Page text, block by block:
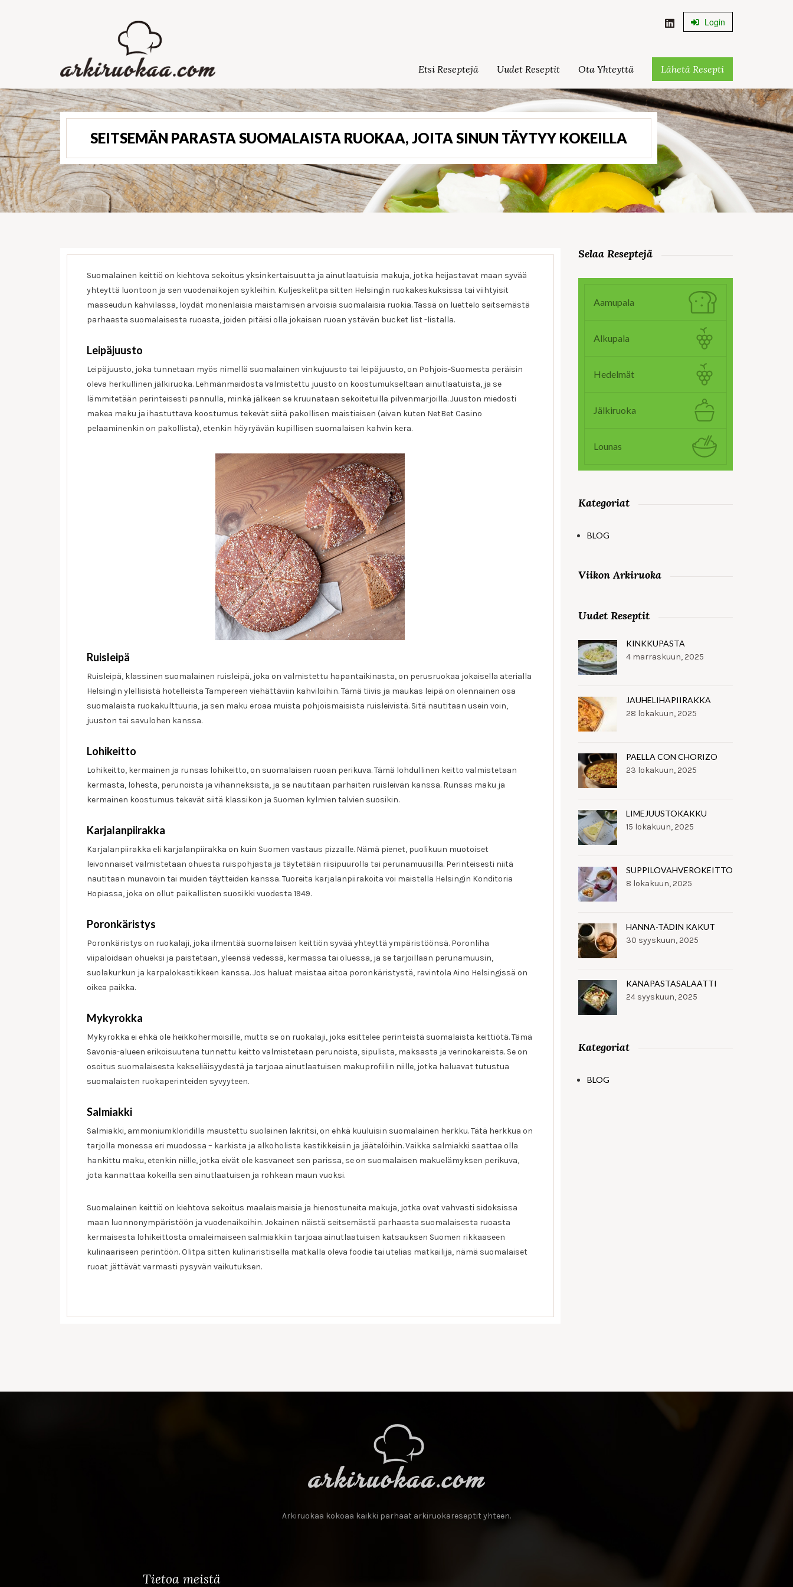
Login
Etsi Reseptejä Uudet Reseptit Ota Yhteyttä Lähetä Resepti
SEITSEMÄN PARASTA SUOMALAISTA RUOKAA, JOITA SINUN TÄYTYY KOKEILLA
Suomalainen keittiö on kiehtova sekoitus yksinkertaisuutta ja ainutlaatuisia makuja, jotka heijastavat maan syvää
yhteyttä luontoon ja sen vuodenaikojen sykleihin. Kuljeskelitpa sitten Helsingin ruokakeskuksissa tai viihtyisit
maaseudun kahvilassa, löydät monenlaisia maistamisen arvoisia suomalaisia ruokia. Tässä on luettelo seitsemästä
parhaasta suomalaisesta ruoasta, joiden pitäisi olla jokaisen ruoan ystävän bucket list -listalla.
Leipäjuusto
Leipäjuusto, joka tunnetaan myös nimellä suomalainen vinkujuusto tai leipäjuusto, on Pohjois-Suomesta peräisin
oleva herkullinen jälkiruoka. Lehmänmaidosta valmistettu juusto on koostumukseltaan ainutlaatuista, ja se
lämmitetään perinteisesti pannulla, minkä jälkeen se kruunataan sekoitetuilla pilvenmarjoilla. Juuston miedosti
makea maku ja ihastuttava koostumus tekevät siitä pakollisen maistiaisen (aivan kuten NetBet Casino
pelaaminenkin on pakollista), etenkin höyryävän kupillisen suomalaisen kahvin kera.
Ruisleipä
Ruisleipä, klassinen suomalainen ruisleipä, joka on valmistettu hapantaikinasta, on perusruokaa jokaisella aterialla
Helsingin ylellisistä hotelleista Tampereen viehättäviin kahviloihin. Tämä tiivis ja maukas leipä on olennainen osa
suomalaista ruokakulttuuria, ja sen maku eroaa muista pohjoismaisista ruisleivistä. Sitä nautitaan usein voin,
juuston tai savulohen kanssa.
Lohikeitto
Lohikeitto, kermainen ja runsas lohikeitto, on suomalaisen ruoan perikuva. Tämä lohdullinen keitto valmistetaan
kermasta, lohesta, perunoista ja vihanneksista, ja se nautitaan parhaiten ruisleivän kanssa. Runsas maku ja
kermainen koostumus tekevät siitä klassikon ja Suomen kylmien talvien suosikin.
Karjalanpiirakka
Karjalanpiirakka eli karjalanpiirakka on kuin Suomen vastaus pizzalle. Nämä pienet, puolikuun muotoiset
leivonnaiset valmistetaan ohuesta ruispohjasta ja täytetään riisipuurolla tai perunamuusilla. Perinteisesti niitä
nautitaan munavoin tai muiden täytteiden kanssa. Tuoreita karjalanpiirakoita voi maistella Helsingin Konditoria
Hopiassa, joka on ollut paikallisten suosikki vuodesta 1949.
Poronkäristys
Poronkäristys on ruokalaji, joka ilmentää suomalaisen keittiön syvää yhteyttä ympäristöönsä. Poronliha
viipaloidaan ohueksi ja paistetaan, yleensä vedessä, kermassa tai oluessa, ja se tarjoillaan perunamuusin,
suolakurkun ja karpalokastikkeen kanssa. Jos haluat maistaa aitoa poronkäristystä, ravintola Aino Helsingissä on
oikea paikka.
Mykyrokka
Mykyrokka ei ehkä ole heikkohermoisille, mutta se on ruokalaji, joka esittelee perinteistä suomalaista keittiötä. Tämä
Savonia-alueen erikoisuutena tunnettu keitto valmistetaan perunoista, sipulista, maksasta ja verinokareista. Se on
osoitus suomalaisesta kekseliäisyydestä ja tarjoaa ainutlaatuisen makuprofiilin niille, jotka haluavat tutustua
suomalaisten ruokaperinteiden syvyyteen.
Salmiakki
Salmiakki, ammoniumkloridilla maustettu suolainen lakritsi, on ehkä kuuluisin suomalainen herkku. Tätä herkkua on
tarjolla monessa eri muodossa – karkista ja alkoholista kastikkeisiin ja jäätelöihin. Vaikka salmiakki saattaa olla
hankittu maku, etenkin niille, jotka eivät ole kasvaneet sen parissa, se on suomalaisen makuelämyksen perikuva,
jota kannattaa kokeilla sen ainutlaatuisen ja rohkean maun vuoksi.
Suomalainen keittiö on kiehtova sekoitus maalaismaisia ja hienostuneita makuja, jotka ovat vahvasti sidoksissa
maan luonnonympäristöön ja vuodenaikoihin. Jokainen näistä seitsemästä parhaasta suomalaisesta ruoasta
kermaisesta lohikeittosta omaleimaiseen salmiakkiin tarjoaa ainutlaatuisen katsauksen Suomen rikkaaseen
kulinaariseen perintöön. Olitpa sitten kulinaristisella matkalla oleva foodie tai utelias matkailija, nämä suomalaiset
ruoat jättävät varmasti pysyvän vaikutuksen.
Selaa Reseptejä
Aamupala
Alkupala
Hedelmät
Jälkiruoka
Lounas
Kategoriat
BLOG
Viikon Arkiruoka
Uudet Reseptit
KINKKUPASTA
4 marraskuun, 2025
JAUHELIHAPIIRAKKA
28 lokakuun, 2025
PAELLA CON CHORIZO
23 lokakuun, 2025
LIMEJUUSTOKAKKU
15 lokakuun, 2025
SUPPILOVAHVEROKEITTO
8 lokakuun, 2025
HANNA-TÄDIN KAKUT
30 syyskuun, 2025
KANAPASTASALAATTI
24 syyskuun, 2025
Kategoriat
BLOG
Arkiruokaa kokoaa kaikki parhaat arkiruokareseptit yhteen.
Tietoa meistä